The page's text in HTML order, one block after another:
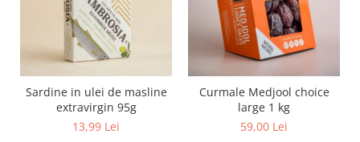
Sardine in ulei de masline
extravirgin 95g
13,99 Lei
Curmale Medjool choice
large 1 kg
59,00 Lei